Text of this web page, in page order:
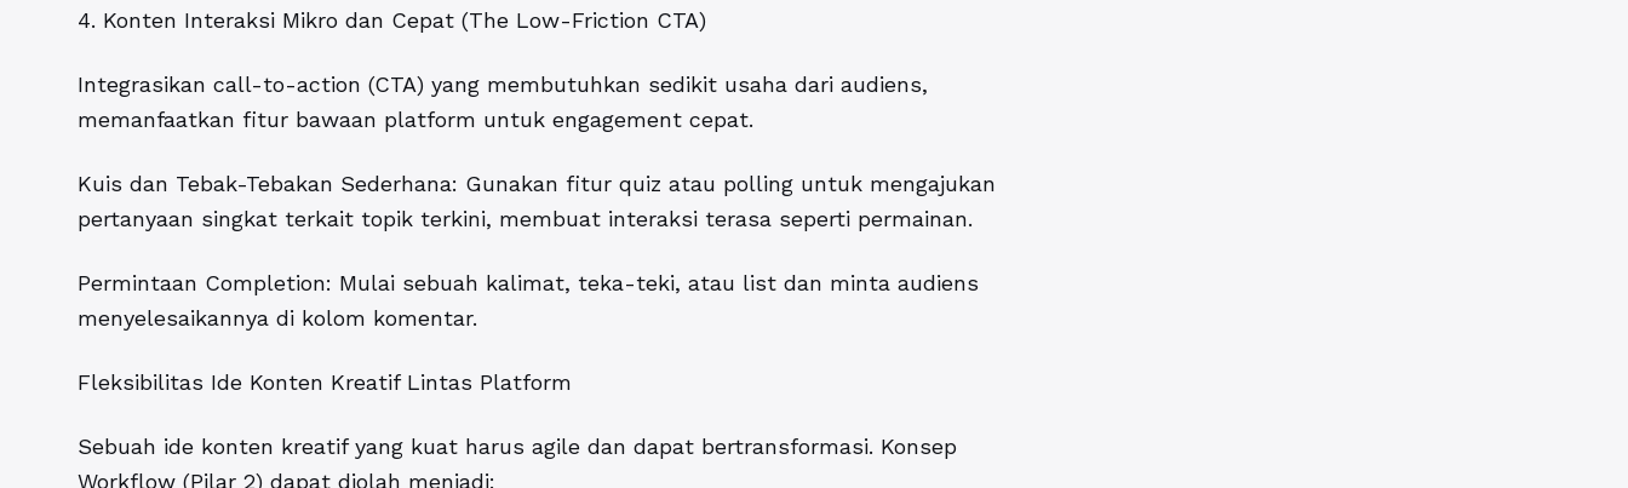
4. Konten Interaksi Mikro dan Cepat (The Low-Friction CTA)
Integrasikan call-to-action (CTA) yang membutuhkan sedikit usaha dari audiens,
memanfaatkan fitur bawaan platform untuk engagement cepat.
Kuis dan Tebak-Tebakan Sederhana: Gunakan fitur quiz atau polling untuk mengajukan
pertanyaan singkat terkait topik terkini, membuat interaksi terasa seperti permainan.
Permintaan Completion: Mulai sebuah kalimat, teka-teki, atau list dan minta audiens
menyelesaikannya di kolom komentar.
Fleksibilitas Ide Konten Kreatif Lintas Platform
Sebuah ide konten kreatif yang kuat harus agile dan dapat bertransformasi. Konsep
Workflow (Pilar 2) dapat diolah menjadi: